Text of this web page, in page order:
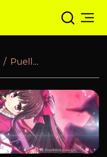
Puella Magi Madoka Magica: Magia Exedra - Sự kiện mới hé lộ Tsukuyo và Tsukasa Amane